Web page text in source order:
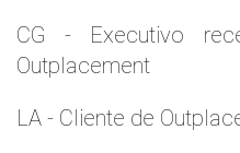
CG - Executivo
Outplacement
LA - Cliente de